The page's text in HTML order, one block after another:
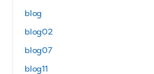
blog
blog02
blog07
blog11